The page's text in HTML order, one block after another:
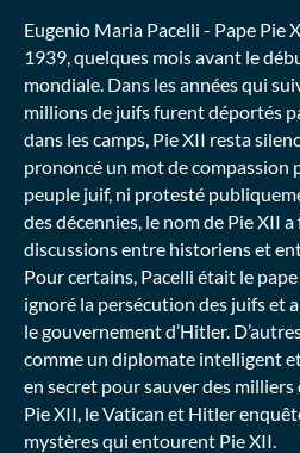
Eugenio Maria Pacelli - Pape Pie
1939, quelques mois avant le
mondiale. Dans les années qui
millions de juifs furent déportés
dans les camps, Pie XII resta
prononcé un mot de compassion
peuple juif, ni protesté
des décennies, le nom de Pie XII
discussions entre historiens et
Pour certains, Pacelli était le pape
ignoré la persécution des juifs et
le gouvernement d’Hitler.
comme un diplomate intelligent
en secret pour sauver des
Pie XII, le Vatican et Hitler
mystères qui entourent Pie XII.